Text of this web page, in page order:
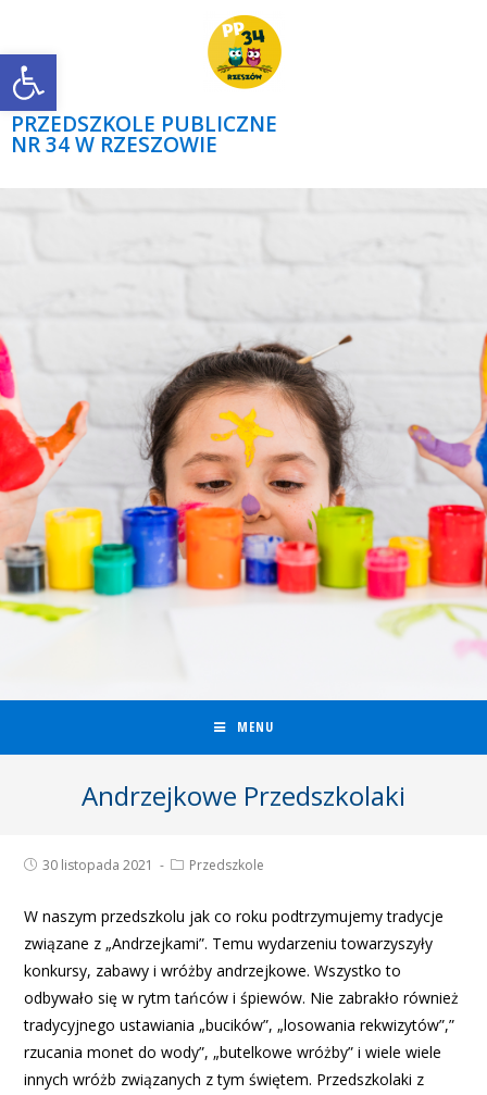
Open toolbar
PRZEDSZKOLE PUBLICZNE
NR 34 W RZESZOWIE
MENU
Andrzejkowe Przedszkolaki
30 listopada 2021 Przedszkole
W naszym przedszkolu jak co roku podtrzymujemy tradycje
związane z „Andrzejkami”. Temu wydarzeniu towarzyszyły
konkursy, zabawy i wróżby andrzejkowe. Wszystko to
odbywało się w rytm tańców i śpiewów. Nie zabrakło również
tradycyjnego ustawiania „bucików”, „losowania rekwizytów”,”
rzucania monet do wody”, „butelkowe wróżby” i wiele wiele
innych wróżb związanych z tym świętem. Przedszkolaki z